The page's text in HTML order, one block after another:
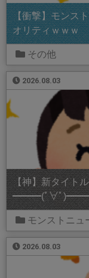
【衝撃】モンス
オリティｗｗｗ
その他
2026.08.03
【神】新タイト
━━━(ﾟ∀ﾟ
モンストニュ
2026.08.03